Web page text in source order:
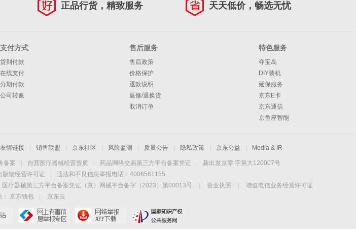
正品行货，精致服务 天天低价，畅选无忧
支付方式
货到付款
在线支付
分期付款
公司转账
售后服务
售后政策
价格保护
退款说明
返修/退换货
取消订单
特色服务
夺宝岛
DIY装机
延保服务
京东E卡
京东通信
京鱼座智能
友情链接 销售联盟 京东社区 风险监测 质量公告 隐私政策 京东公益 Media & IR
备案 自营医疗器械经营资质 药品网络交易第三方平台备案凭证
新出发京零 字第大120007号
版物经营许可证
违法和不良信息举报电话：4006561155
医疗器械第三方平台备案凭证（京）网械平台备字（2023）第00013号 营业执照
增值电信业务经营许可证
京东钱包
京东云